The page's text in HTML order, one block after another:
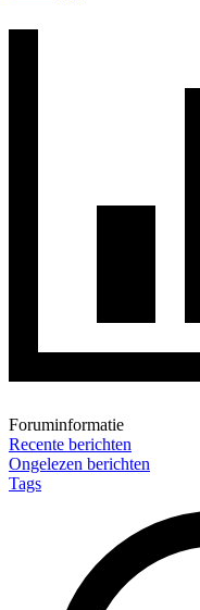
Foruminformatie
Recente berichten
Ongelezen berichten
Tags